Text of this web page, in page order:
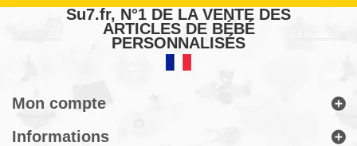
Su7.fr, N°1 DE LA VENTE DES
ARTICLES DE BÉBÉ
PERSONNALISÉS
Mon compte
Informations